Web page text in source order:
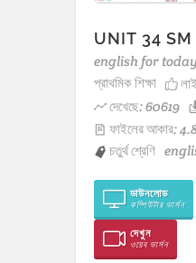
UNIT 34
english for today
প্রাথমিক শিক্ষা
দেখেছে: 60619
ফাইলের আকার:
চতুর্থ শ্রেণি
ডাউনলোড
কম্পিউটার ভার্সন
দেখুন
ওয়েব ভার্সন